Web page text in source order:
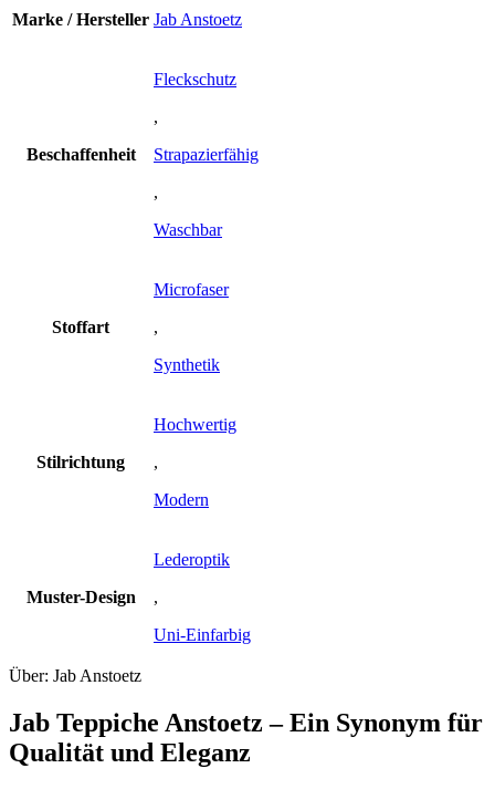
Marke / Hersteller Jab Anstoetz
Beschaffenheit
Fleckschutz
,
Strapazierfähig
,
Waschbar
Stoffart
Microfaser
,
Synthetik
Stilrichtung
Hochwertig
,
Modern
Muster-Design
Lederoptik
,
Uni-Einfarbig
Über: Jab Anstoetz
Jab Teppiche Anstoetz – Ein Synonym für
Qualität und Eleganz